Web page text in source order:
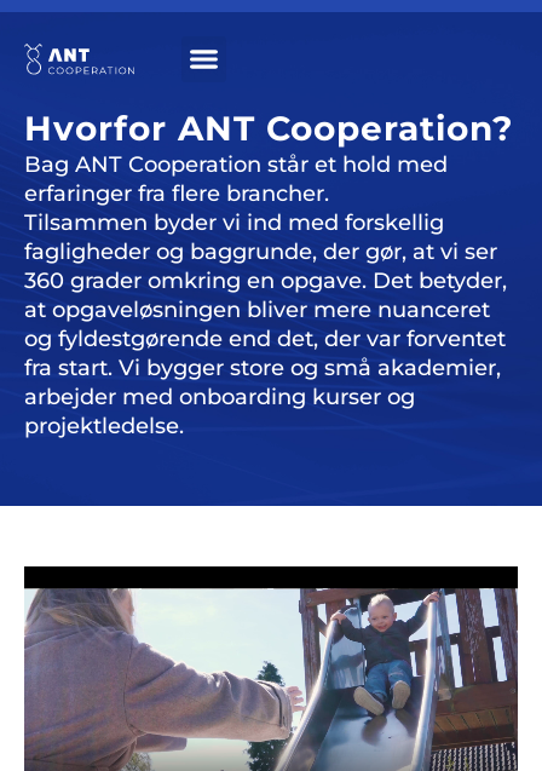
Hvorfor ANT Cooperation?
Bag ANT Cooperation står et hold med
erfaringer fra flere brancher.
Tilsammen byder vi ind med forskellig
fagligheder og baggrunde, der gør, at vi ser
360 grader omkring en opgave. Det betyder,
at opgaveløsningen bliver mere nuanceret
og fyldestgørende end det, der var forventet
fra start. Vi bygger store og små akademier,
arbejder med onboarding kurser og
projektledelse.